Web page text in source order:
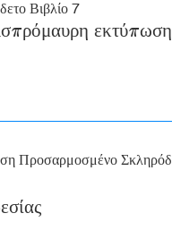
εκτύπωση